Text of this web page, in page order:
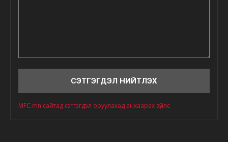
MFC.mn сайтад сэтгэгдэл оруулахад анхаарах зүйлс